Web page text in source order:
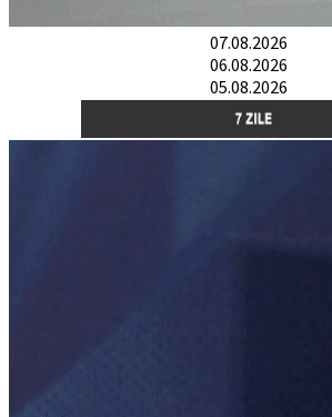
07.08.2026
06.08.2026
05.08.2026